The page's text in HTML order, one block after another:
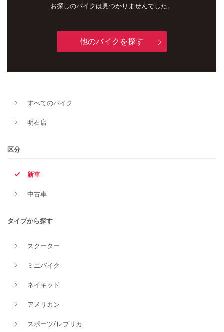
お探しのバイクは見つかりませんでした。
他のバイクを探す
すべてのバイク
明石店
区分
新車
中古車
タイプから探す
スクーター
ミニバイク
ネイキッド
アメリカン
スポーツ/レプリカ
新車
タイプ
価格